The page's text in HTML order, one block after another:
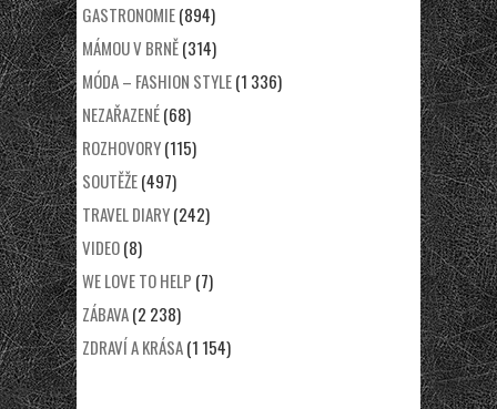
GASTRONOMIE(894)
MÁMOU V BRNĚ(314)
MÓDA – FASHION STYLE(1 336)
NEZAŘAZENÉ(68)
ROZHOVORY(115)
SOUTĚŽE(497)
TRAVEL DIARY(242)
VIDEO(8)
WE LOVE TO HELP (7)
ZÁBAVA(2 238)
ZDRAVÍ A KRÁSA(1 154)